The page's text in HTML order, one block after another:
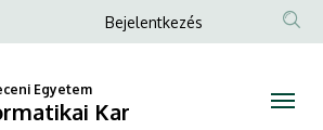
Anonim
menüje
Bejelentkezés
Egyetem
Kar